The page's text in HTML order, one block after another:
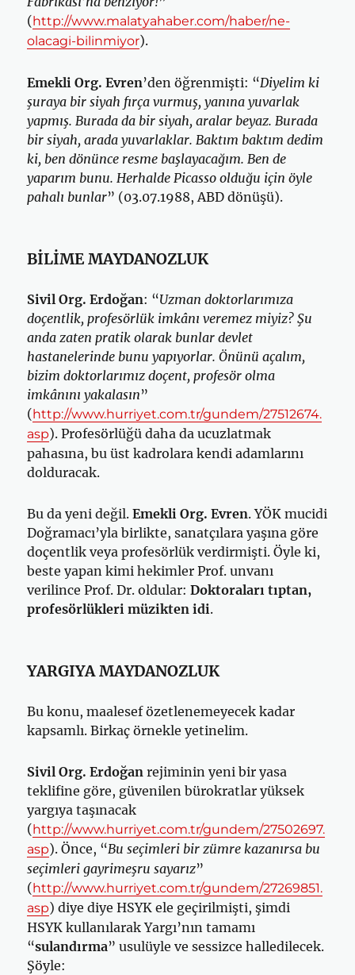
(http://www.malatyahaber.com/haber/ne-
olacagi-bilinmiyor).
Emekli Org. Evren’den öğrenmişti: “Diyelim ki
şuraya bir siyah fırça vurmuş, yanına yuvarlak
yapmış. Burada da bir siyah, aralar beyaz. Burada
bir siyah, arada yuvarlaklar. Baktım baktım dedim
ki, ben dönünce resme başlayacağım. Ben de
yaparım bunu. Herhalde Picasso olduğu için öyle
pahalı bunlar” (03.07.1988, ABD dönüşü).
BİLİME MAYDANOZLUK
Sivil Org. Erdoğan: “Uzman doktorlarımıza
doçentlik, profesörlük imkânı veremez miyiz? Şu
anda zaten pratik olarak bunlar devlet
hastanelerinde bunu yapıyorlar. Önünü açalım,
bizim doktorlarımız doçent, profesör olma
imkânını yakalasın”
(http://www.hurriyet.com.tr/gundem/27512674.
asp). Profesörlüğü daha da ucuzlatmak
pahasına, bu üst kadrolara kendi adamlarını
dolduracak.
Bu da yeni değil. Emekli Org. Evren. YÖK mucidi
Doğramacı’yla birlikte, sanatçılara yaşına göre
doçentlik veya profesörlük verdirmişti. Öyle ki,
beste yapan kimi hekimler Prof. unvanı
verilince Prof. Dr. oldular:Doktoraları tıptan,
profesörlükleri müzikten idi.
YARGIYA MAYDANOZLUK
Bu konu, maalesef özetlenemeyecek kadar
kapsamlı. Birkaç örnekle yetinelim.
Sivil Org. Erdoğan rejiminin yeni bir yasa
teklifine göre, güvenilen bürokratlar yüksek
yargıya taşınacak
(http://www.hurriyet.com.tr/gundem/27502697.
asp). Önce, “Bu seçimleri bir zümre kazanırsa bu
seçimleri gayrimeşru sayarız”
(http://www.hurriyet.com.tr/gundem/27269851.
asp) diye diye HSYK ele geçirilmişti, şimdi
HSYK kullanılarak Yargı’nın tamamı
“sulandırma” usulüyle ve sessizce halledilecek.
Şöyle: